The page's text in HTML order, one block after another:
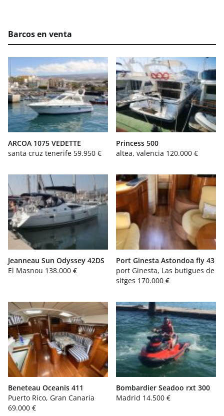
Barcos en venta
ARCOA 1075 VEDETTE
santa cruz tenerife 59.950 €
Princess 500
altea, valencia 120.000 €
Jeanneau Sun Odyssey 42DS
El Masnou 138.000 €
Port Ginesta Astondoa fly 43
port Ginesta, Las butigues de
sitges 170.000 €
Beneteau Oceanis 411
Puerto Rico, Gran Canaria
69.000 €
Bombardier Seadoo rxt 300
Madrid 14.500 €